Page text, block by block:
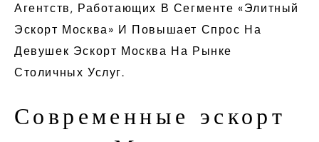
Агентств, Работающих В Сегменте «элитный
Эскорт Москва» И Повышает Спрос На
Девушек Эскорт Москва На Рынке
Столичных Услуг.
Современные эскорт